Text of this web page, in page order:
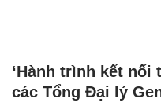
‘Hành trình kết nối
các Tổng Đại lý